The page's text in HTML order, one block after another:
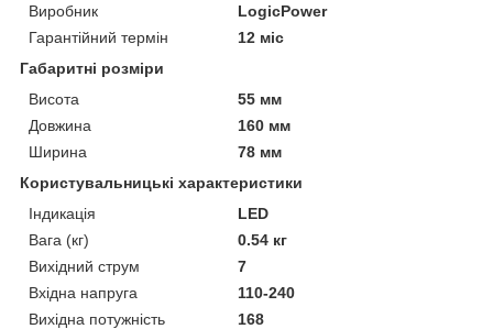
Виробник
LogicPower
Гарантійний термін
12 міс
Габаритні розміри
Висота
55 мм
Довжина
160 мм
Ширина
78 мм
Користувальницькі характеристики
Індикація
LED
Вага (кг)
0.54 кг
Вихідний струм
7
Вхідна напруга
110-240
Вихідна потужність
168